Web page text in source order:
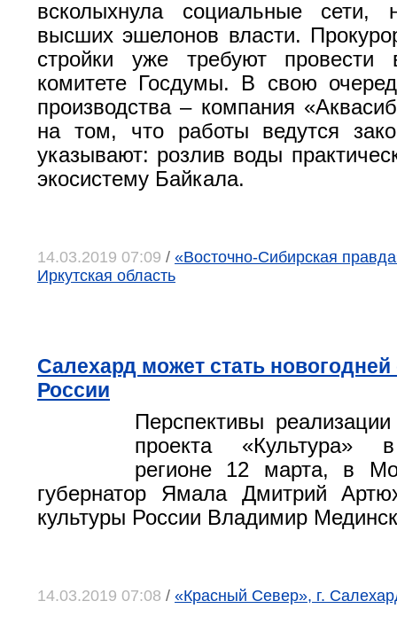
всколыхнула социальные сети,
высших эшелонов власти.
стройки уже требуют
комитете Госдумы. В свою
производства – компания
на том, что работы ведутся
указывают: розлив воды
экосистему Байкала.
14.03.2019 07:09 / «Восточно-Сибирская
Иркутская область
Салехард может стать новогодней
России
Перспективы
проекта «Культура»
регионе 12 марта, в
губернатор Ямала Дмитрий
культуры России Владимир
14.03.2019 07:08 / «Красный Север», г.